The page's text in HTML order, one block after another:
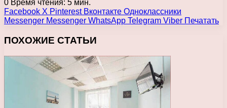
0 Время чтения: 5 мин.
Facebook X Pinterest Вконтакте Одноклассники
Messenger Messenger WhatsApp Telegram Viber Печатать
ПОХОЖИЕ СТАТЬИ